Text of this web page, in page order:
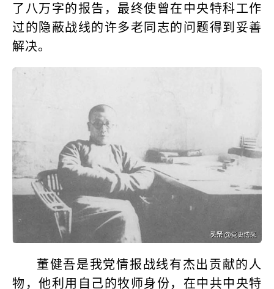
了八万字的报告，最终使曾在中央特科工作
过的隐蔽战线的许多老同志的问题得到妥善
解决。
董健吾是我党情报战线有杰出贡献的人
物，他利用自己的牧师身份，在中共中央特